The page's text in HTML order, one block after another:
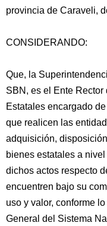
provincia de Caraveli,
CONSIDERANDO:
Que, la
SBN, es el Ente Rector
Estatales encargado
que realicen las
adquisición,
bienes estatales a
dichos actos respecto
encuentren bajo su
uso y valor, conforme
General del Sistema